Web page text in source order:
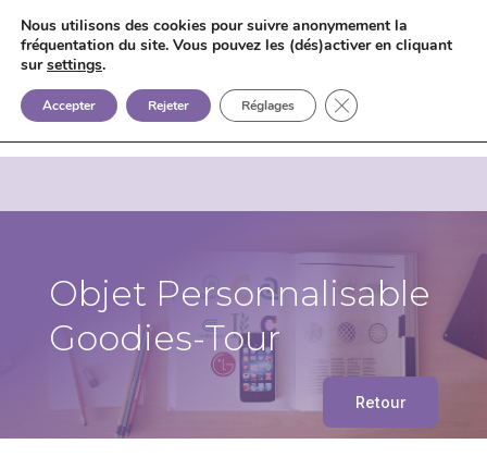
Objet Personnalisable
Goodies-Tour
Retour
Nous utilisons des cookies pour suivre anonymement la
fréquentation du site. Vous pouvez les (dés)activer en cliquant
sursettings.
Accepter Rejeter Réglages Fermer la bannière